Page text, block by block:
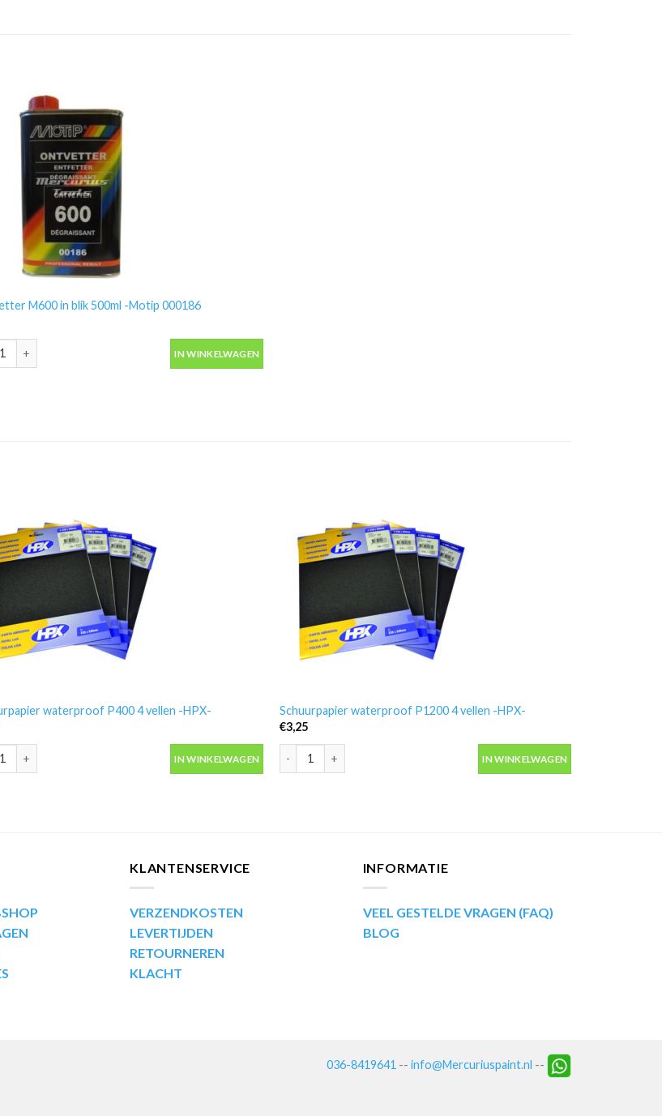
Expert aantal
M600 in blik 500ml -Motip 000186
M600 in blik 500ml -Motip 000186 aantal
IN WINKELWAGEN
waterproof P400 4 vellen -HPX-
waterproof P400 4 vellen -HPX- aantal
IN WINKELWAGEN
Schuurpapier waterproof P1200 4 vellen -HPX-
€3,25
Schuurpapier waterproof P1200 4 vellen -HPX- aantal
IN WINKELWAGEN
KLANTENSERVICE
VERZENDKOSTEN
LEVERTIJDEN
RETOURNEREN
KLACHT
INFORMATIE
VEEL GESTELDE VRAGEN (FAQ)
BLOG
036-8419641 -- info@Mercuriuspaint.nl --